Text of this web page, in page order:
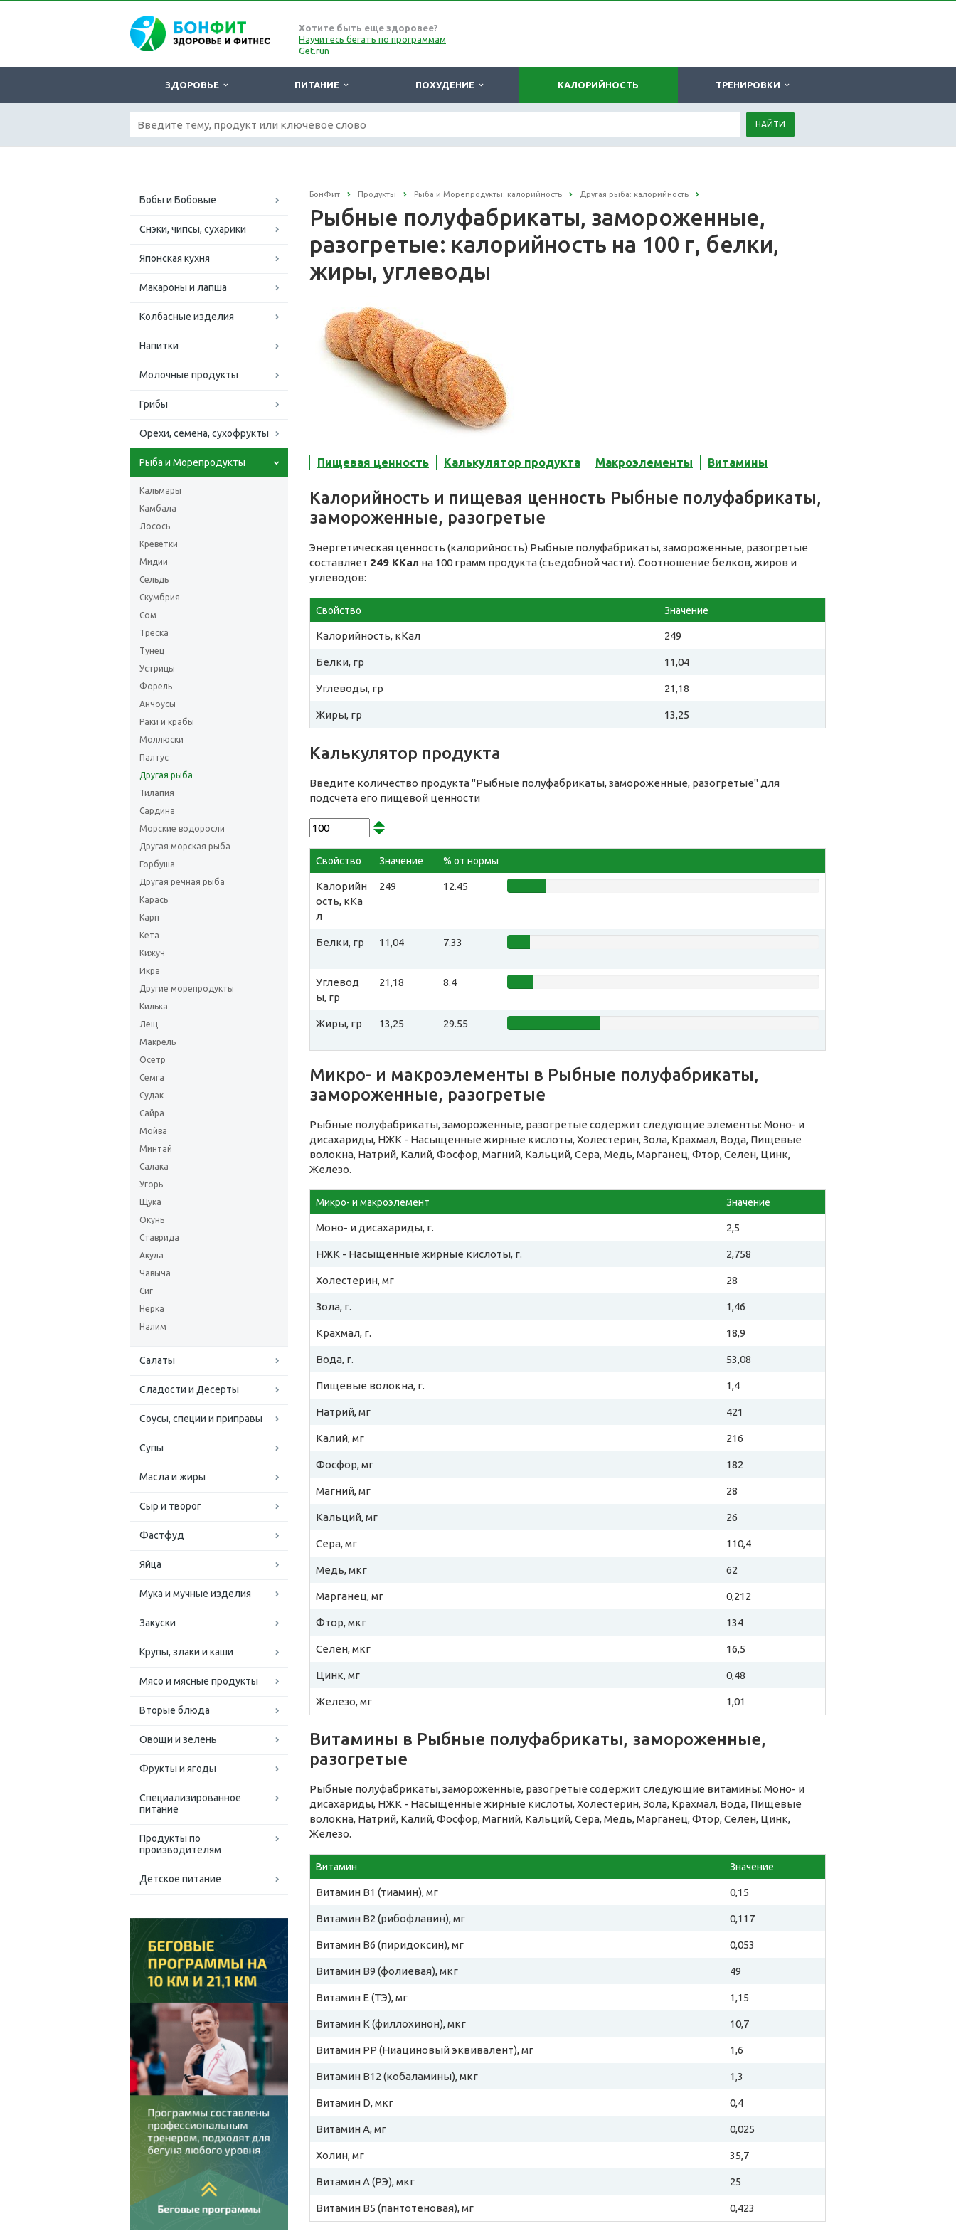
Хотите быть еще здоровее?
Научитесь бегать по программам
Get.run
ЗДОРОВЬЕ ПИТАНИЕ ПОХУДЕНИЕ КАЛОРИЙНОСТЬ ТРЕНИРОВКИ
НАЙТИ
Бобы и Бобовые
Снэки, чипсы, сухарики
Японская кухня
Макароны и лапша
Колбасные изделия
Напитки
Молочные продукты
Грибы
Орехи, семена, сухофрукты
Рыба и Морепродукты
Кальмары
Камбала
Лосось
Креветки
Мидии
Сельдь
Скумбрия
Сом
Треска
Тунец
Устрицы
Форель
Анчоусы
Раки и крабы
Моллюски
Палтус
Другая рыба
Тилапия
Сардина
Морские водоросли
Другая морская рыба
Горбуша
Другая речная рыба
Карась
Карп
Кета
Кижуч
Икра
Другие морепродукты
Килька
Лещ
Макрель
Осетр
Семга
Судак
Сайра
Мойва
Минтай
Салака
Угорь
Щука
Окунь
Ставрида
Акула
Чавыча
Сиг
Нерка
Налим
Салаты
Сладости и Десерты
Соусы, специи и приправы
Супы
Масла и жиры
Сыр и творог
Фастфуд
Яйца
Мука и мучные изделия
Закуски
Крупы, злаки и каши
Мясо и мясные продукты
Вторые блюда
Овощи и зелень
Фрукты и ягоды
Специализированное
питание
Продукты по
производителям
Детское питание
БонФит Продукты Рыба и Морепродукты: калорийность Другая рыба: калорийность
Рыбные полуфабрикаты, замороженные,
разогретые: калорийность на 100 г, белки,
жиры, углеводы
Пищевая ценность Калькулятор продукта Макроэлементы Витамины
Калорийность и пищевая ценность Рыбные полуфабрикаты,
замороженные, разогретые
Энергетическая ценность (калорийность) Рыбные полуфабрикаты, замороженные, разогретые
составляет 249 ККал на 100 грамм продукта (съедобной части). Соотношение белков, жиров и
углеводов:
Свойство Значение
Калорийность, кКал 249
Белки, гр 11,04
Углеводы, гр 21,18
Жиры, гр 13,25
Калькулятор продукта
Введите количество продукта "Рыбные полуфабрикаты, замороженные, разогретые" для
подсчета его пищевой ценности
Свойство Значение % от нормы
Калорийн
ость, кКа
л
249 12.45
Белки, гр 11,04 7.33
Углевод
ы, гр
21,18 8.4
Жиры, гр 13,25 29.55
Микро- и макроэлементы в Рыбные полуфабрикаты,
замороженные, разогретые
Рыбные полуфабрикаты, замороженные, разогретые содержит следующие элементы: Моно- и
дисахариды, НЖК - Насыщенные жирные кислоты, Холестерин, Зола, Крахмал, Вода, Пищевые
волокна, Натрий, Калий, Фосфор, Магний, Кальций, Сера, Медь, Марганец, Фтор, Селен, Цинк,
Железо.
Микро- и макроэлемент Значение
Моно- и дисахариды, г. 2,5
НЖК - Насыщенные жирные кислоты, г. 2,758
Холестерин, мг 28
Зола, г. 1,46
Крахмал, г. 18,9
Вода, г. 53,08
Пищевые волокна, г. 1,4
Натрий, мг 421
Калий, мг 216
Фосфор, мг 182
Магний, мг 28
Кальций, мг 26
Сера, мг 110,4
Медь, мкг 62
Марганец, мг 0,212
Фтор, мкг 134
Селен, мкг 16,5
Цинк, мг 0,48
Железо, мг 1,01
Витамины в Рыбные полуфабрикаты, замороженные,
разогретые
Рыбные полуфабрикаты, замороженные, разогретые содержит следующие витамины: Моно- и
дисахариды, НЖК - Насыщенные жирные кислоты, Холестерин, Зола, Крахмал, Вода, Пищевые
волокна, Натрий, Калий, Фосфор, Магний, Кальций, Сера, Медь, Марганец, Фтор, Селен, Цинк,
Железо.
Витамин Значение
Витамин B1 (тиамин), мг 0,15
Витамин B2 (рибофлавин), мг 0,117
Витамин B6 (пиридоксин), мг 0,053
Витамин B9 (фолиевая), мкг 49
Витамин E (ТЭ), мг 1,15
Витамин К (филлохинон), мкг 10,7
Витамин PP (Ниациновый эквивалент), мг 1,6
Витамин B12 (кобаламины), мкг 1,3
Витамин D, мкг 0,4
Витамин A, мг 0,025
Холин, мг 35,7
Витамин A (РЭ), мкг 25
Витамин B5 (пантотеновая), мг 0,423